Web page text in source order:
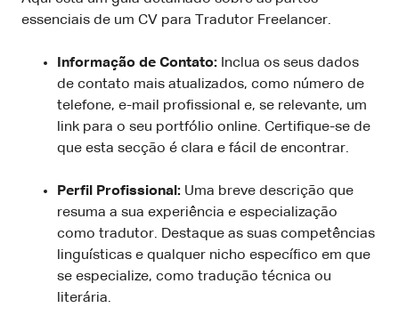
essenciais de um CV para Tradutor Freelancer.
Informação de Contato: Inclua os seus dados
de contato mais atualizados, como número de
telefone, e-mail profissional e, se relevante, um
link para o seu portfólio online. Certifique-se de
que esta secção é clara e fácil de encontrar.
Perfil Profissional: Uma breve descrição que
resuma a sua experiência e especialização
como tradutor. Destaque as suas competências
linguísticas e qualquer nicho específico em que
se especialize, como tradução técnica ou
literária.